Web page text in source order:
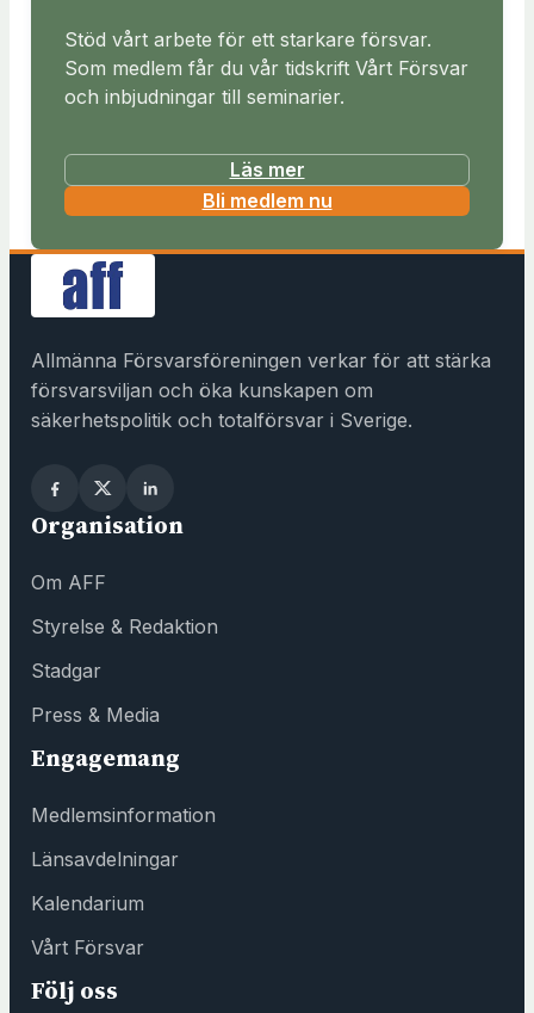
Stöd vårt arbete för ett starkare försvar.
Som medlem får du vår tidskrift Vårt Försvar
och inbjudningar till seminarier.
Läs mer
Bli medlem nu(
p
a
i
Allmänna Försvarsföreningen verkar för att stärka
försvarsviljan och öka kunskapen om
säkerhetspolitik och totalförsvar i Sverige.
Organisation
Om AFF
Styrelse & Redaktion
Stadgar
Press & Media
Engagemang
Medlemsinformation
Länsavdelningar
Kalendarium
Vårt Försvar
Följ oss